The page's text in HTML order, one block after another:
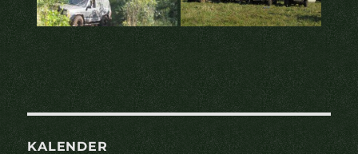
KALENDER